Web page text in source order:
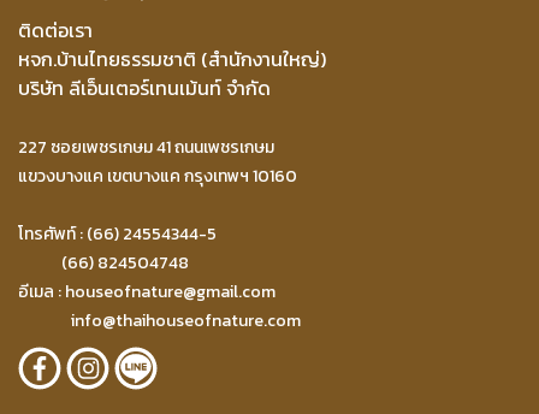
ติดต่อเรา
หจก.บ้านไทยธรรมชาติ (สำนักงานใหญ่)
บริษัท ลีเอ็นเตอร์เทนเม้นท์ จำกัด
227 ซอยเพชรเกษม 41 ถนนเพชรเกษม
แขวงบางแค เขตบางแค กรุงเทพฯ 10160
โทรศัพท์ : (66) 24554344-5
(66) 824504748
อีเมล :houseofnature@gmail.com
info@thaihouseofnature.com